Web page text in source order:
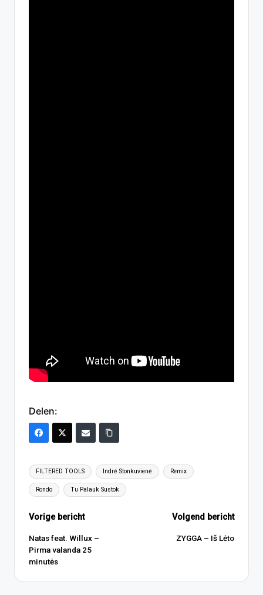
Delen:
Tags:
FILTERED TOOLS Indrė Stonkuvienė Remix
Rondo Tu Palauk Sustok
Bericht
navigatie
Vorige bericht
Natas feat. Willux –
Pirma valanda 25
minutės
Volgend bericht
ZYGGA – Iš Lėto